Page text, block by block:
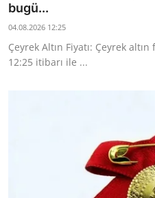
bugü...
04.08.2026 12:25
Çeyrek Altın Fiyatı: Çeyrek
12:25 itibarı ile ...